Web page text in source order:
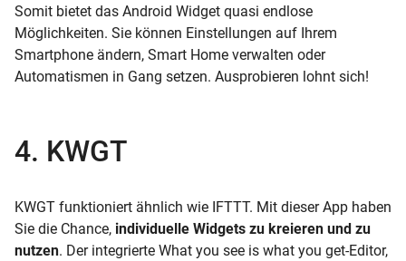
Somit bietet das Android Widget quasi endlose
Möglichkeiten. Sie können Einstellungen auf Ihrem
Smartphone ändern, Smart Home verwalten oder
Automatismen in Gang setzen. Ausprobieren lohnt sich!
4. KWGT
KWGT funktioniert ähnlich wie IFTTT. Mit dieser App haben
Sie die Chance, individuelle Widgets zu kreieren und zu
nutzen. Der integrierte What you see is what you get-Editor,